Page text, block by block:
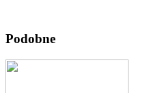
Podobne